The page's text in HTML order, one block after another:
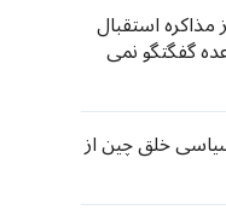
مذاکره استقبال
گفگتگو نمی
خلق چین از